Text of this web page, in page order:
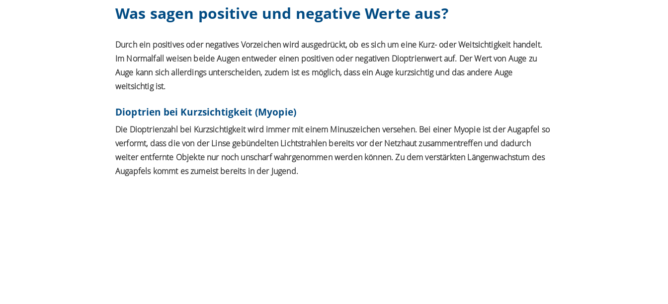
Was sagen positive und negative Werte aus?
Durch ein positives oder negatives Vorzeichen wird ausgedrückt, ob es sich um eine Kurz- oder Weitsichtigkeit handelt.
Im Normalfall weisen beide Augen entweder einen positiven oder negativen Dioptrienwert auf. Der Wert von Auge zu
Auge kann sich allerdings unterscheiden, zudem ist es möglich, dass ein Auge kurzsichtig und das andere Auge
weitsichtig ist.
Dioptrien bei Kurzsichtigkeit (Myopie)
Die Dioptrienzahl bei Kurzsichtigkeitwird immer mit einem Minuszeichen versehen. Bei einer Myopie ist der Augapfel so
verformt, dass die von der Linse gebündelten Lichtstrahlen bereits vor der Netzhaut zusammentreffen und dadurch
weiter entfernte Objekte nur noch unscharf wahrgenommen werden können. Zu dem verstärkten Längenwachstum des
Augapfels kommt es zumeist bereits in der Jugend.